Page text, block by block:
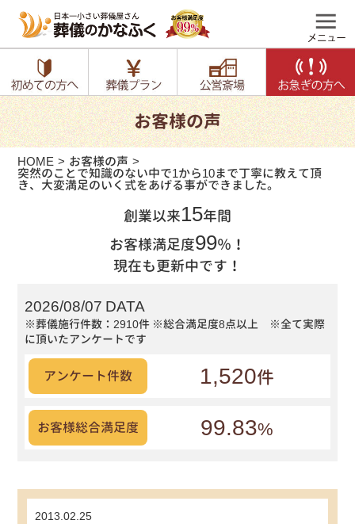
お客様の声
HOME お客様の声
突然のことで知識のない中で1から10まで丁寧に教えて頂
き、大変満足のいく式をあげる事ができました。
創業以来15年間
お客様満足度99％！
現在も更新中です！
2026/08/07 DATA
※葬儀施行件数：2910件 ※総合満足度8点以上 ※全て実際
に頂いたアンケートです
アンケート件数 1,520件
お客様総合満足度 99.83%
2013.02.25